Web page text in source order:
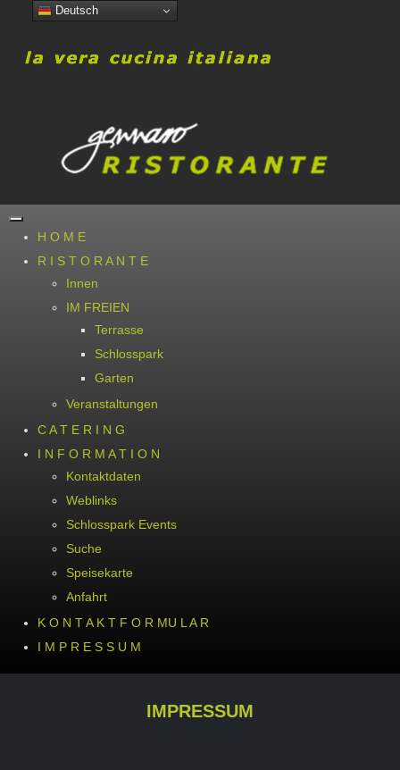
H O M E
R I S T O R A N T E
Innen
IM FREIEN
Terrasse
Schlosspark
Garten
Veranstaltungen
C A T E R I N G
I N F O R M A T I O N
Kontaktdaten
Weblinks
Schlosspark Events
Suche
Speisekarte
Anfahrt
K O N T A K T F O R MU L A R
I M P R E S S U M
IMPRESSUM
Deutsch